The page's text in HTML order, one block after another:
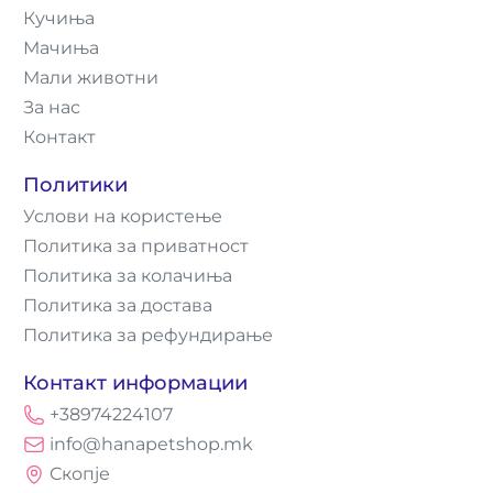
Кучиња
Мачиња
Мали животни
За нас
Контакт
Политики
Услови на користење
Политика за приватност
Политика за колачиња
Политика за достава
Политика за рефундирање
Контакт информации
+38974224107
info@hanapetshop.mk
Скопје